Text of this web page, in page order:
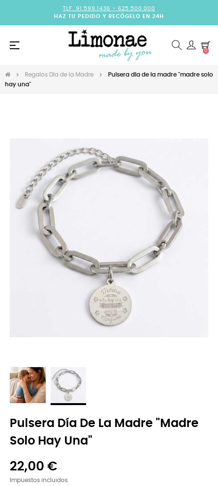
TLF. 91.599.1436 - 625.500.000
HAZ TU PEDIDO Y RECÓGELO EN 24H
Navegación
☰
0
Regalos Día de la Madre
Pulsera día de la madre "madre solo
hay una"
Pulsera Día De La Madre "madre
Solo Hay Una"
22,00 €
Impuestos incluidos